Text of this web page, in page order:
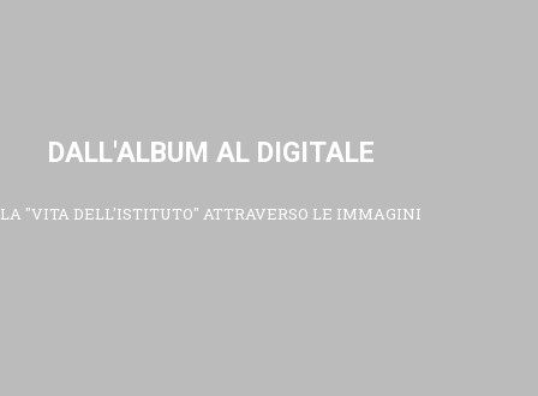
DALL'ALBUM AL DIGITALE
LA "VITA DELL'ISTITUTO" ATTRAVERSO LE IMMAGINI